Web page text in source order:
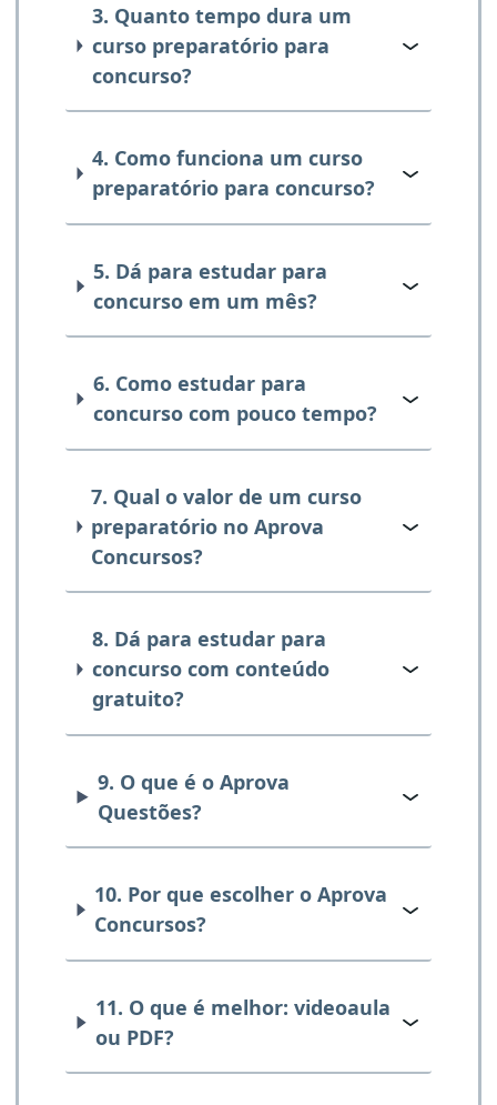
3. Quanto tempo dura um
curso preparatório para
concurso?
4. Como funciona um curso
preparatório para concurso?
5. Dá para estudar para
concurso em um mês?
6. Como estudar para
concurso com pouco tempo?
7. Qual o valor de um curso
preparatório no Aprova
Concursos?
8. Dá para estudar para
concurso com conteúdo
gratuito?
9. O que é o Aprova
Questões?
10. Por que escolher o Aprova
Concursos?
11. O que é melhor: videoaula
ou PDF?